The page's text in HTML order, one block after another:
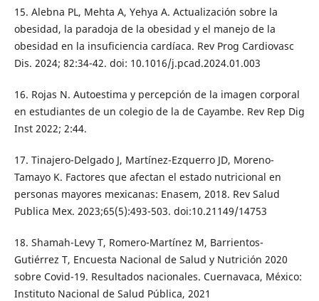
15. Alebna PL, Mehta A, Yehya A. Actualización sobre la
obesidad, la paradoja de la obesidad y el manejo de la
obesidad en la insuficiencia cardíaca. Rev Prog Cardiovasc
Dis. 2024; 82:34-42. doi: 10.1016/j.pcad.2024.01.003
16. Rojas N. Autoestima y percepción de la imagen corporal
en estudiantes de un colegio de la de Cayambe. Rev Rep Dig
Inst 2022; 2:44.
17. Tinajero-Delgado J, Martínez-Ezquerro JD, Moreno-
Tamayo K. Factores que afectan el estado nutricional en
personas mayores mexicanas: Enasem, 2018. Rev Salud
Publica Mex. 2023;65(5):493-503. doi:10.21149/14753
18. Shamah-Levy T, Romero-Martínez M, Barrientos-
Gutiérrez T, Encuesta Nacional de Salud y Nutrición 2020
sobre Covid-19. Resultados nacionales. Cuernavaca, México:
Instituto Nacional de Salud Pública, 2021